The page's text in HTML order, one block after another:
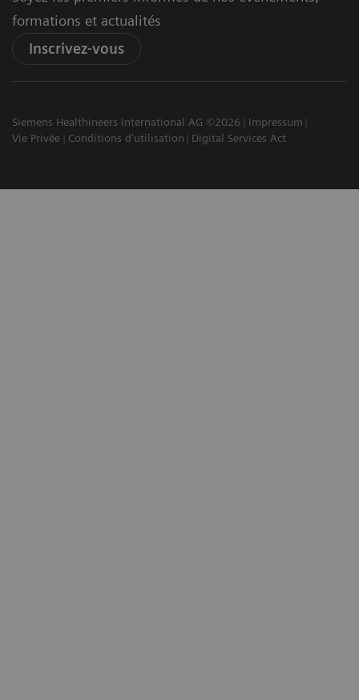
formations et actualités
Inscrivez-vous
Siemens Healthineers International AG ©2026
Impressum
Vie Privée
Conditions d'utilisation Digital Services Act